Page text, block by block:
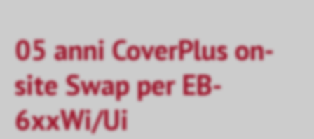
05 anni CoverPlus on-
site Swap per EB-
6xxWi/Ui